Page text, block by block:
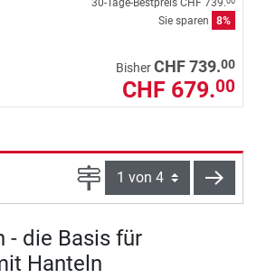
Sie sparen 8%
BisherCHF 739.00
CHF 679.00
Seite
- die Basis für
Hanteln